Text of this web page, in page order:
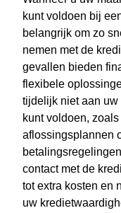
kunt voldoen bij
belangrijk om zo
nemen met de
gevallen bieden
flexibele
tijdelijk niet aan
kunt voldoen,
aflossingsplannen
contact met de
tot extra kosten en
uw